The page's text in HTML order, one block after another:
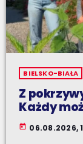
BIELSKO-BIAŁA
Z
Każdy
today 06.08.2026,